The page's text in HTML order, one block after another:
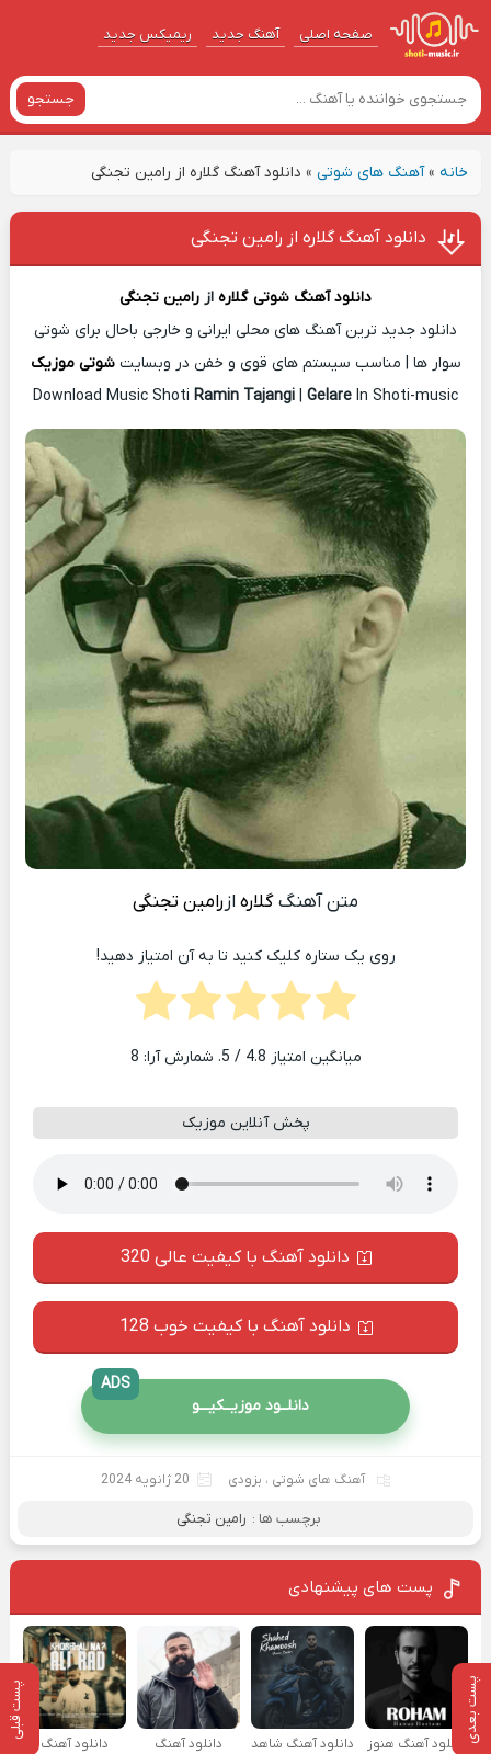
صفحه اصلی آهنگ‌ جدید ریمیکس جدید
جستجو
خانه»آهنگ های شوتی» دانلود آهنگ گلاره از رامین تجنگی
پست بعدی پست قبلی
دانلود آهنگ گلاره از رامین تجنگی
دانلود آهنگ شوتی گلاره از رامین تجنگی
دانلود جدید ترین آهنگ های محلی ایرانی و خارجی باحال برای شوتی
سوار ها | مناسب سیستم های قوی و خفن در وبسایتشوتی موزیک
Download Music Shoti Ramin Tajangi Gelare In Shoti-music
متن آهنگگلاره از رامین تجنگی
روی یک ستاره کلیک کنید تا به آن امتیاز دهید!
میانگین امتیاز 4.8 / 5. شمارش آرا: 8
پخش آنلاین موزیک
دانلود آهنگ با کیفیت عالی 320
دانلود آهنگ با کیفیت خوب 128
دانلــود موزیــکیـــو
ADS
آهنگ های شوتی ، بزودی 20 ژانویه 2024
برچسب ها : رامین تجنگی
پست های پیشنهادی
دانلود آهنگ هنوز
دانلود آهنگ شاهد
دانلود آهنگ
دانلود آهنگ